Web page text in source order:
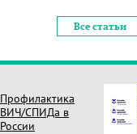
Все статьи
Профилактика
ВИЧ/СПИДа в
России